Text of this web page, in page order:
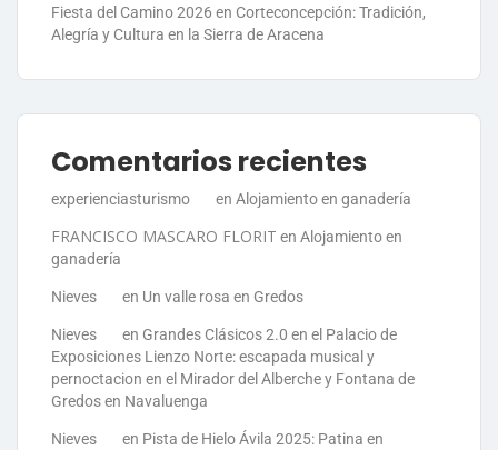
Fiesta del Camino 2026 en Corteconcepción: Tradición,
Alegría y Cultura en la Sierra de Aracena
Comentarios recientes
experienciasturismo en Alojamiento en ganadería
FRANCISCO MASCARO FLORIT en Alojamiento en
ganadería
Nieves en Un valle rosa en Gredos
Nieves en Grandes Clásicos 2.0 en el Palacio de
Exposiciones Lienzo Norte: escapada musical y
pernoctacion en el Mirador del Alberche y Fontana de
Gredos en Navaluenga
Nieves en Pista de Hielo Ávila 2025: Patina en